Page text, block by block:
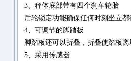
3、秤体底部带有四个刹车轮胎
后轮锁定功能确保任何时刻坐立都
4、可调节的脚踏板
脚踏板还可以折叠，折叠使踏板离
5、采用传感器